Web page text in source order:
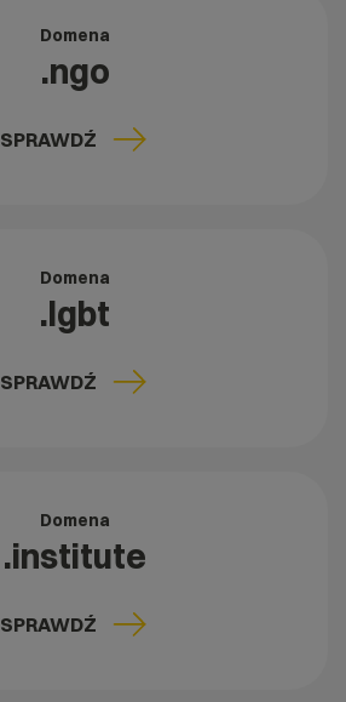
Domena
.ngo
SPRAWDŹ
Domena
.lgbt
SPRAWDŹ
Domena
.institute
SPRAWDŹ